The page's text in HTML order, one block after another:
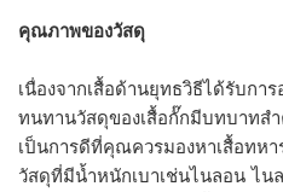
คุณภาพของวัสดุ
เนื่องจากเสื้อด้านยุทธวิธีได้รับกา
ทนทานวัสดุของเสื้อกั๊กมีบทบาทส
เป็นการดีที่คุณควรมองหาเสื้อทห
วัสดุที่มีน้ำหนักเบาเช่นไนลอน ไ